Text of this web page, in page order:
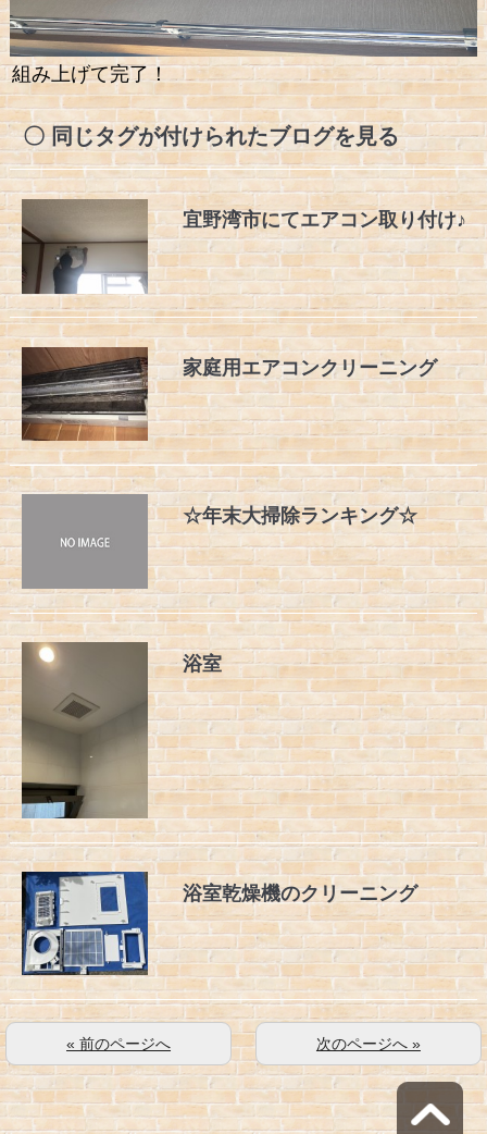
組み上げて完了！
同じタグが付けられたブログを見る
宜野湾市にてエアコン取り付け♪
家庭用エアコンクリーニング
☆年末大掃除ランキング☆
浴室
浴室乾燥機のクリーニング
次のページへ »
« 前のページへ